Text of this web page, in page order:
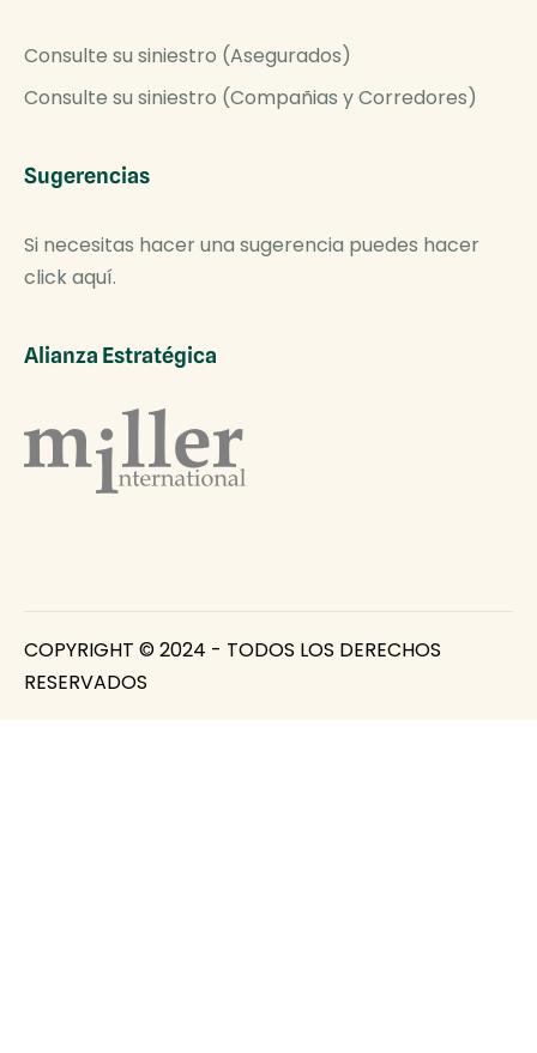
Consulte su siniestro (Asegurados)
Consulte su siniestro (Compañias y Corredores)
Sugerencias
Si necesitas hacer una sugerencia puedes hacer
click aquí.
Alianza Estratégica
COPYRIGHT © 2024 - TODOS LOS DERECHOS
RESERVADOS